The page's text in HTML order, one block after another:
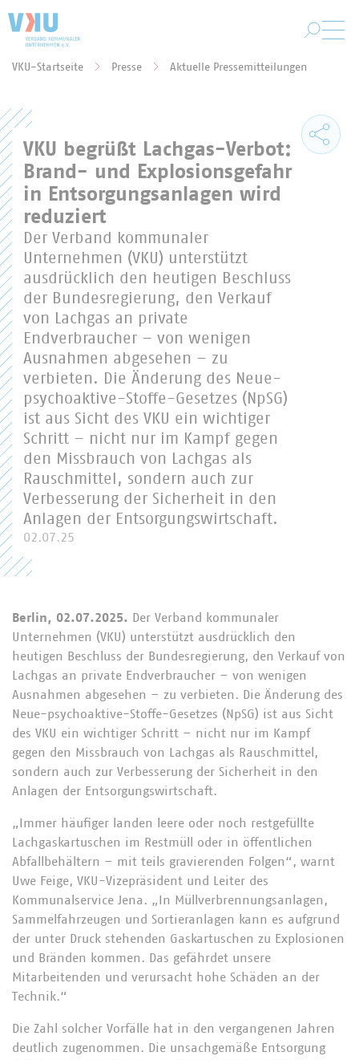
VKU-Startseite Presse Aktuelle Pressemitteilungen
VKU begrüßt Lachgas-Verbot:
Brand- und Explosionsgefahr
in Entsorgungsanlagen wird
reduziert
Der Verband kommunaler
Unternehmen (VKU) unterstützt
ausdrücklich den heutigen Beschluss
der Bundesregierung, den Verkauf
von Lachgas an private
Endverbraucher – von wenigen
Ausnahmen abgesehen – zu
verbieten. Die Änderung des Neue-
psychoaktive-Stoffe-Gesetzes (NpSG)
ist aus Sicht des VKU ein wichtiger
Schritt – nicht nur im Kampf gegen
den Missbrauch von Lachgas als
Rauschmittel, sondern auch zur
Verbesserung der Sicherheit in den
Anlagen der Entsorgungswirtschaft.
02.07.25
Berlin, 02.07.2025. Der Verband kommunaler
Unternehmen (VKU) unterstützt ausdrücklich den
heutigen Beschluss der Bundesregierung, den Verkauf von
Lachgas an private Endverbraucher – von wenigen
Ausnahmen abgesehen – zu verbieten. Die Änderung des
Neue-psychoaktive-Stoffe-Gesetzes (NpSG) ist aus Sicht
des VKU ein wichtiger Schritt – nicht nur im Kampf
gegen den Missbrauch von Lachgas als Rauschmittel,
sondern auch zur Verbesserung der Sicherheit in den
Anlagen der Entsorgungswirtschaft.
„Immer häufiger landen leere oder noch restgefüllte
Lachgaskartuschen im Restmüll oder in öffentlichen
Abfallbehältern – mit teils gravierenden Folgen“, warnt
Uwe Feige, VKU-Vizepräsident und Leiter des
Kommunalservice Jena. „In Müllverbrennungsanlagen,
Sammelfahrzeugen und Sortieranlagen kann es aufgrund
der unter Druck stehenden Gaskartuschen zu Explosionen
und Bränden kommen. Das gefährdet unsere
Mitarbeitenden und verursacht hohe Schäden an der
Technik.“
Die Zahl solcher Vorfälle hat in den vergangenen Jahren
deutlich zugenommen. Die unsachgemäße Entsorgung